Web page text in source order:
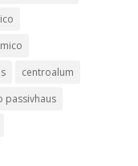
centroalum
passivhaus